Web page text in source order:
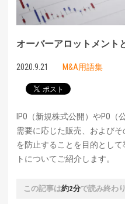
オーバーアロットメント
2020.9.21 M&A用語集
IPO（新規株式公開）やPO
需要に応じた販売、および
を防止することを目的とし
トについてご紹介します。
この記事は約2分で読み終わ